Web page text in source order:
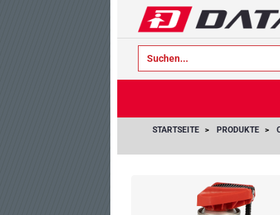
text.skipToContent
text.skipToNavigation
STARTSEITE PRODUKTE